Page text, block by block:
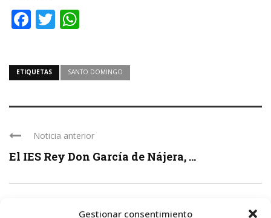
Gestionar consentimiento
Facebook
Twitter
ETIQUETAS SANTO DOMINGO
Noticia anterior
El IES Rey Don García de Nájera, ...
Siguiente noticia